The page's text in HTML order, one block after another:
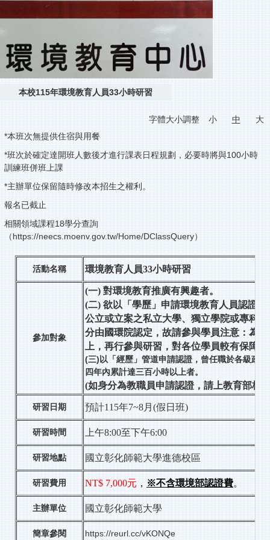
本校115年環境教育人員33小時研習
字體大小調整 小 中
大
*本班次無提供住宿與用餐
*班次於確定達開班人數後才進行課表日程規劃，必要時將與100小時
訓練班併班上課
*主辦單位保留隨時修改本招生之權利。
報名已截止
相關領域課程18學分查詢
（https://neecs.moenv.gov.tw/Home/DClassQuery）
活動名稱 環境教育人員33小時研習
參加對象
(一) 對環境教育推廣有興趣者。
(二) 欲以「學歷」申請環境教育人員認證者
公立或立案之私立大學、獨立學院或專科
分由國環院認定，故請參與學員注意：為
上，再行參與研習，對各位學員較有保障
(三)以「經歷」管道申請認證，曾任職於各級政
四年內累計達三百小時以上者。
(如身分為教職員申請認證，請上教育部核
研習 日期 預計115年7~8月(假日班)
研習時間 上午8:00至下午6:00
研習地點 國立彰化師範大學進德校區
研習費用 NT$ 7,000元 ， ※不含環境部認證費。
主辦單位 國立彰化師範大學
簡章參閱 https://reurl.cc/vKONQe